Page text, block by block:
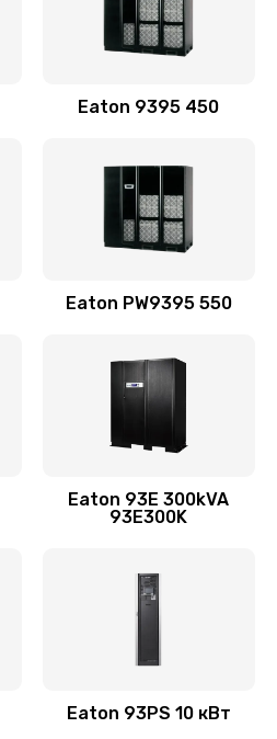
Eaton 9395 450
Eaton PW9395 550
Eaton 93E 300kVA
93E300K
Eaton 93PS 10 кВт